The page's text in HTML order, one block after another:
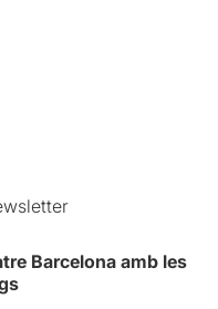
Barcelona amb les